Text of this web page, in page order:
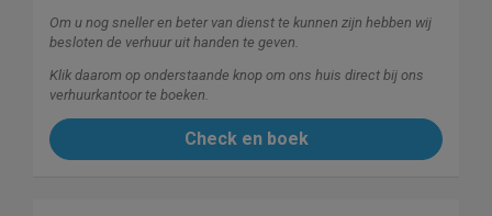
Om u nog sneller en beter van dienst te kunnen zijn hebben wij
besloten de verhuur uit handen te geven.
Klik daarom op onderstaande knop om ons huis direct bij ons
verhuurkantoor te boeken.
Check en boek